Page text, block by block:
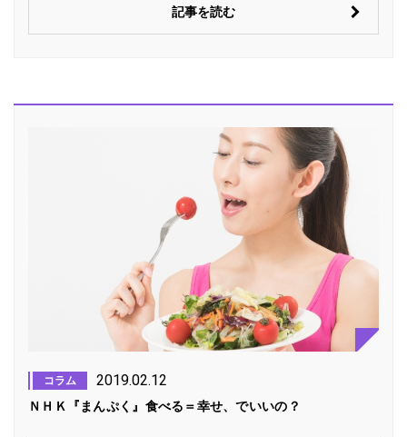
記事を読む
コラム 2019.02.12
ＮＨＫ『まんぷく』食べる＝幸せ、でいいの？